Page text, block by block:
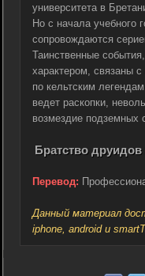
университета в
Но с начала учебного
сопровождаются
Таинственные
характером, связаны
по кельтским
ведет раскопки,
возмездие подземных
Братство
Перевод:
Данный материал
iphone, android и